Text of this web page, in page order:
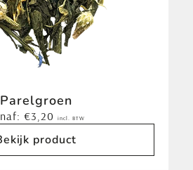
Parelgroen
€3,20 incl. BTW
product